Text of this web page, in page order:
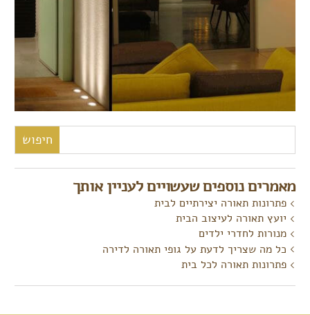
חיפוש:
מאמרים נוספים שעשויים לעניין אותך
פתרונות תאורה יצירתיים לבית
יועץ תאורה לעיצוב הבית
מנורות לחדרי ילדים
כל מה שצריך לדעת על גופי תאורה לדירה
פתרונות תאורה לכל בית